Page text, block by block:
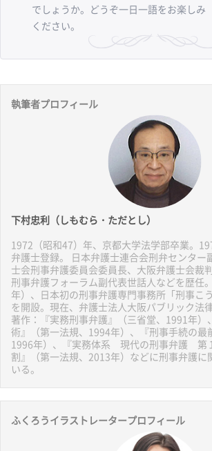
でしょうか。どうぞ一日一語をお楽しみ
ください。
執筆者プロフィール
下村忠利（しもむら・ただとし）
1972（昭和47）年、京都大学法学部卒業。
弁護士登録。 日本弁護士連合会刑弁センター
士会刑事弁護委員会委員長、大阪弁護士会裁
刑事弁護フォーラム副代表世話人などを歴任
年）、日本初の刑事弁護専門事務所「刑事こ
を開設。現在、弁護士法人大阪パブリック法
著作：『実務刑事弁護』（三省堂、1991年）
術』（第一法規、1994年）、『刑事手続の最
1996年）、『実務体系 現代の刑事弁護 第
割』（第一法規、2013年）などに刑事弁護に
いる。
ふくろうイラストレータープロフィール